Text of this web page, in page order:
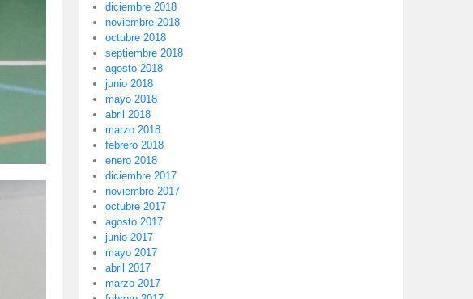
diciembre 2018
noviembre 2018
octubre 2018
septiembre 2018
agosto 2018
junio 2018
mayo 2018
abril 2018
marzo 2018
febrero 2018
enero 2018
diciembre 2017
noviembre 2017
octubre 2017
agosto 2017
junio 2017
mayo 2017
abril 2017
marzo 2017